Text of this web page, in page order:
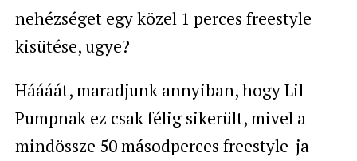
nehézséget egy közel 1 perces freestyle
kisütése, ugye?
Háááát, maradjunk annyiban, hogy Lil
Pumpnak ez csak félig sikerült, mivel a
mindössze 50 másodperces freestyle-ja